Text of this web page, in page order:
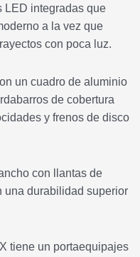
LED integradas que
a la vez que
con poca luz.
un cuadro de aluminio
de cobertura
y frenos de disco
con llantas de
una durabilidad superior
tiene un portaequipajes